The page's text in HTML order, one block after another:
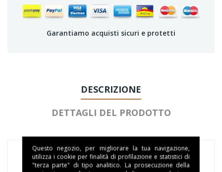
Garantiamo acquisti sicuri e protetti
DESCRIZIONE
DETTAGLI DEL PRODOTTO
Questo negozio, per migliorare la tua navigazione,
utilizza i cookie per finalità di profilazione e statistici di
"terza parte" di tipo analitico. La prosecuzione della